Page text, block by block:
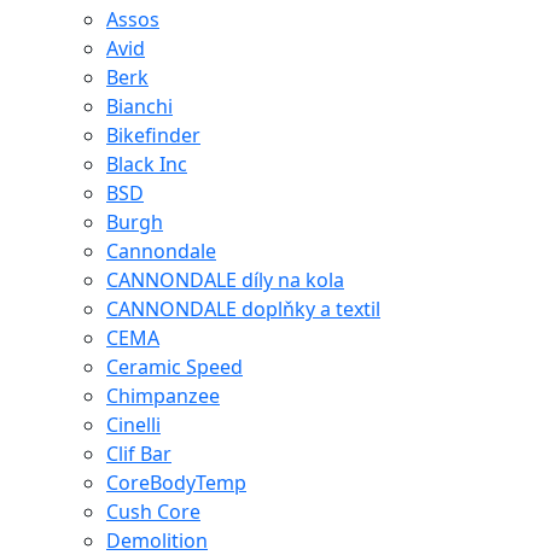
Assos
Avid
Berk
Bianchi
Bikefinder
Black Inc
BSD
Burgh
Cannondale
CANNONDALE díly na kola
CANNONDALE doplňky a textil
CEMA
Ceramic Speed
Chimpanzee
Cinelli
Clif Bar
CoreBodyTemp
Cush Core
Demolition